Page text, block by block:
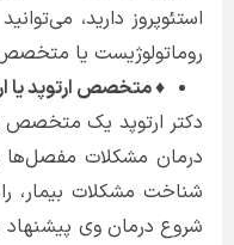
استئوپروز دارید،
روماتولوژیست یا متخصص
♦ متخصص ارتوپد
دکتر ارتوپد یک متخصص
درمان مشکلات مفصل‌ها
شناخت مشکلات بیمار،
شروع درمان وی